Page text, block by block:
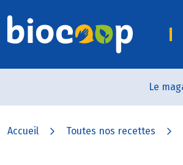
Le
Accueil Toutes nos recettes